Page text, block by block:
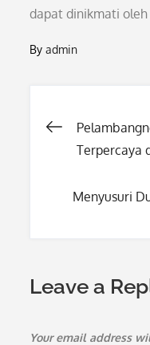
dapat dinikmati
Byadmin
Post
Terpercaya
Menyusuri
Leave a
Your email address